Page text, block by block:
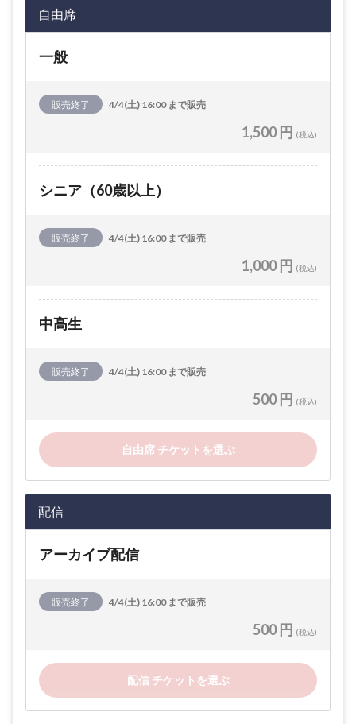
自由席
一般
販売終了 4/4(土) 16:00 まで販売
1,500 円 (税込)
シニア（60歳以上）
販売終了 4/4(土) 16:00 まで販売
1,000 円 (税込)
中高生
販売終了 4/4(土) 16:00 まで販売
500 円 (税込)
自由席 チケットを選ぶ
配信
アーカイブ配信
販売終了 4/4(土) 16:00 まで販売
500 円 (税込)
配信 チケットを選ぶ